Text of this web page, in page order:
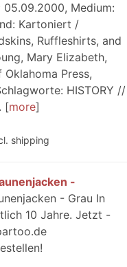
05.09.2000, Medium:
Kartoniert /
Ruffleshirts, and
Mary Elizabeth,
Press,
HISTORY //
more
shipping
-
- Grau In
10 Jahre. Jetzt -